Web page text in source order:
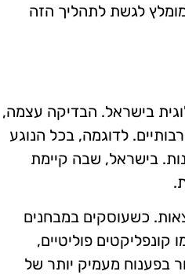
לגשת לתהליך הזה
בישראל. הבדיקה עצמה,
לדוגמה, בכל הנוגע
בישראל, שבה קיימת
כשעוסקים במבחנים
פוליטיים,
בפענוח מעמיק יותר של